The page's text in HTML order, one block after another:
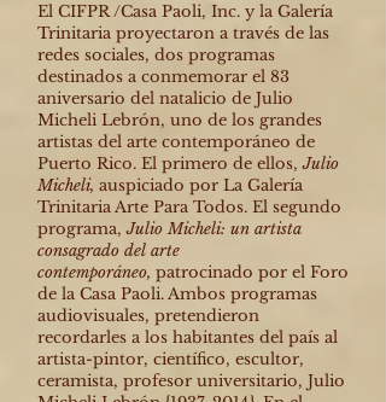
El CIFPR /Casa Paoli, Inc. y la Galería
Trinitaria proyectaron a través de las
redes sociales, dos programas
destinados a conmemorar el 83
aniversario del natalicio de Julio
Micheli Lebrón, uno de los grandes
artistas del arte contemporáneo de
Puerto Rico. El primero de ellos,Julio
Micheli, auspiciado por La Galería
Trinitaria Arte Para Todos. El segundo
programa,Julio Micheli: un artista
consagrado del arte
contemporáneo, patrocinado por el Foro
de la Casa Paoli. Ambos programas
audiovisuales, pretendieron
recordarles a los habitantes del país al
artista-pintor, científico, escultor,
ceramista, profesor universitario, Julio